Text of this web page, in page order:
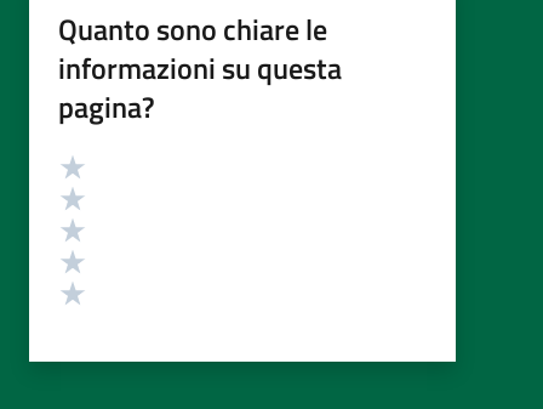
Quanto sono chiare le
informazioni su questa
pagina?
Valutazione